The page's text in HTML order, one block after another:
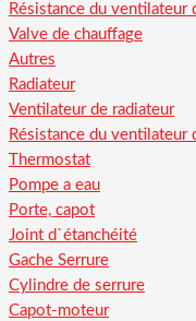
Résistance du ventilateur
Valve de chauffage
Autres
Radiateur
Ventilateur de radiateur
Résistance du ventilateur
Thermostat
Pompe a eau
Porte, capot
Joint d`étanchéité
Gache Serrure
Cylindre de serrure
Capot-moteur